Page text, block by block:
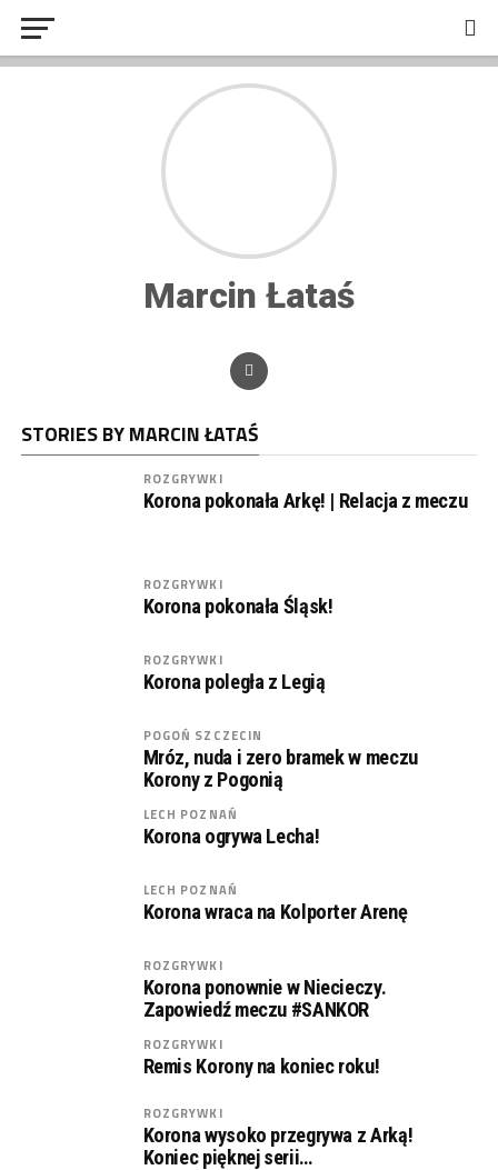
Marcin Łataś
STORIES BY MARCIN ŁATAŚ
ROZGRYWKI
Korona pokonała Arkę! | Relacja z meczu
ROZGRYWKI
Korona pokonała Śląsk!
ROZGRYWKI
Korona poległa z Legią
POGOŃ SZCZECIN
Mróz, nuda i zero bramek w meczu
Korony z Pogonią
LECH POZNAŃ
Korona ogrywa Lecha!
LECH POZNAŃ
Korona wraca na Kolporter Arenę
ROZGRYWKI
Korona ponownie w Niecieczy.
Zapowiedź meczu #SANKOR
ROZGRYWKI
Remis Korony na koniec roku!
ROZGRYWKI
Korona wysoko przegrywa z Arką!
Koniec pięknej serii…